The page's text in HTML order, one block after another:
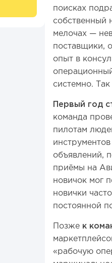
поисках
собственный
мелочах —
поставщики,
опыт в
системно.
Первый год
команда
пилотам
объявлений,
приёмы на
новичок мог
новички
постоянной
Позже к
«рабочую